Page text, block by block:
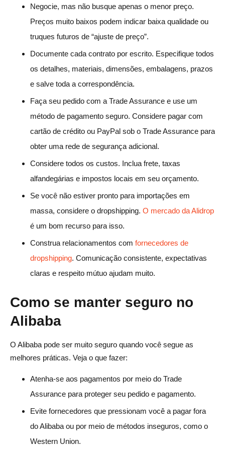
Negocie, mas não busque apenas o menor preço.
Preços muito baixos podem indicar baixa qualidade ou
truques futuros de “ajuste de preço”.
Documente cada contrato por escrito. Especifique todos
os detalhes, materiais, dimensões, embalagens, prazos
e salve toda a correspondência.
Faça seu pedido com a Trade Assurance e use um
método de pagamento seguro. Considere pagar com
cartão de crédito ou PayPal sob o Trade Assurance para
obter uma rede de segurança adicional.
Considere todos os custos. Inclua frete, taxas
alfandegárias e impostos locais em seu orçamento.
Se você não estiver pronto para importações em
massa, considere o dropshipping. O mercado da Alidrop
é um bom recurso para isso.
Construa relacionamentos com fornecedores de
dropshipping. Comunicação consistente, expectativas
claras e respeito mútuo ajudam muito.
Como se manter seguro no
Alibaba
O Alibaba pode ser muito seguro quando você segue as
melhores práticas. Veja o que fazer:
Atenha-se aos pagamentos por meio do Trade
Assurance para proteger seu pedido e pagamento.
Evite fornecedores que pressionam você a pagar fora
do Alibaba ou por meio de métodos inseguros, como o
Western Union.